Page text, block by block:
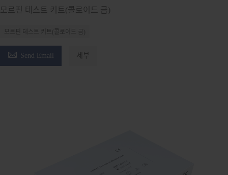
모르핀 테스트 키트(콜로이드 금)
모르핀 테스트 키트(콜로이드 금)
 Send Email 세부